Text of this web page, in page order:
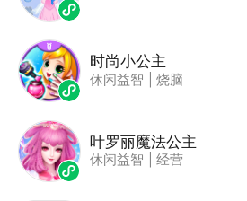
时尚小公主
休闲益智 烧脑
叶罗丽魔法公主
休闲益智 经营